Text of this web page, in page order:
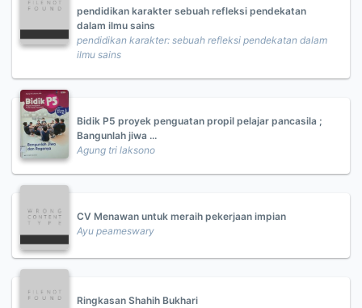
pendidikan karakter sebuah refleksi pendekatan
dalam ilmu sains
pendidikan karakter: sebuah refleksi pendekatan dalam
ilmu sains
Bidik P5 proyek penguatan propil pelajar pancasila ;
Bangunlah jiwa ...
Agung tri laksono
CV Menawan untuk meraih pekerjaan impian
Ayu peameswary
Ringkasan Shahih Bukhari